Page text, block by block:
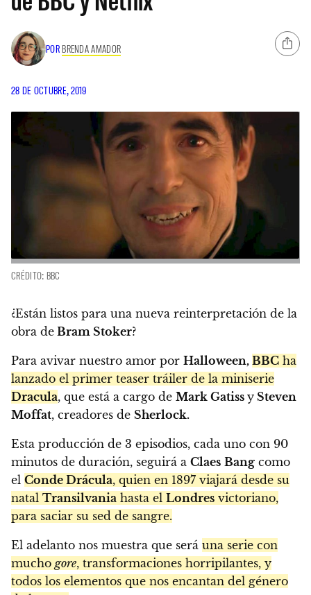
POR BRENDA AMADOR
28 DE OCTUBRE, 2019
CRÉDITO: BBC
¿Están listos para una nueva reinterpretación de la
obra de Bram Stoker?
Para avivar nuestro amor por Halloween, BBC ha
lanzado el primer teaser tráiler de la miniserie
Dracula, que está a cargo de Mark Gatiss y Steven
Moffat, creadores de Sherlock.
Esta producción de 3 episodios, cada uno con 90
minutos de duración, seguirá a Claes Bang como
el Conde Drácula, quien en 1897 viajará desde su
natal Transilvania hasta el Londres victoriano,
para saciar su sed de sangre.
El adelanto nos muestra que será una serie con
mucho gore, transformaciones horripilantes, y
todos los elementos que nos encantan del género